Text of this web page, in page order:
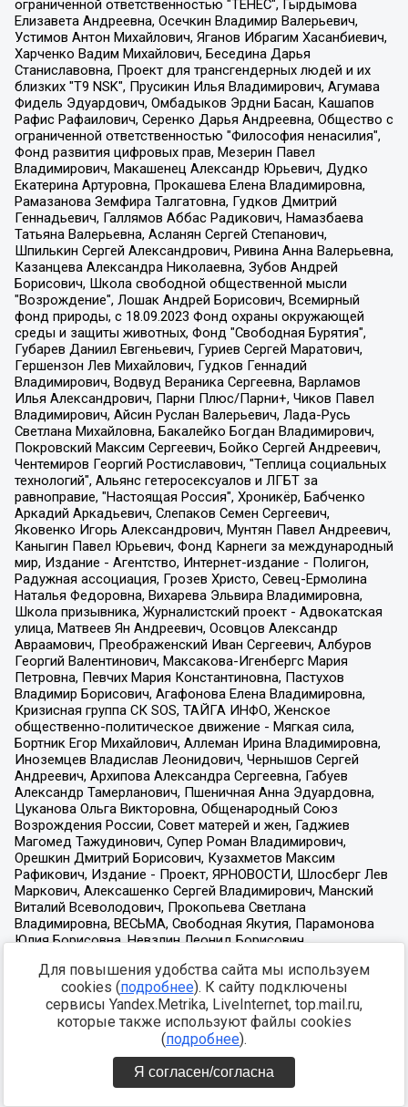
Для повышения удобства сайта мы используем
cookies (подробнее). К сайту подключены
сервисы Yandex.Metrika, LiveInternet, top.mail.ru,
которые также используют файлы cookies
(подробнее).
Я согласен/согласна